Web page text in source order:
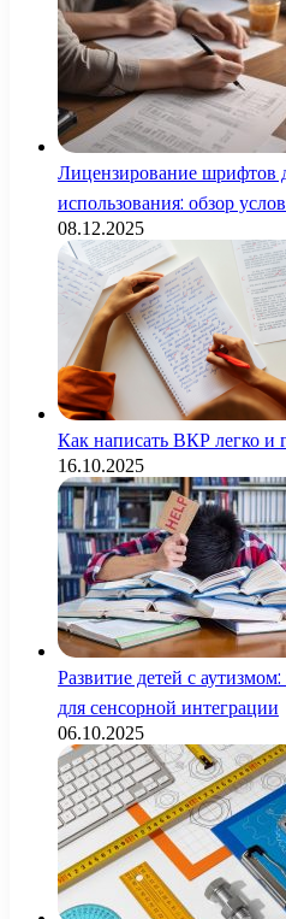
Лицензирование шрифтов
использования: обзор
08.12.2025
Как написать ВКР легко и
16.10.2025
Развитие детей с
для сенсорной интеграции
06.10.2025